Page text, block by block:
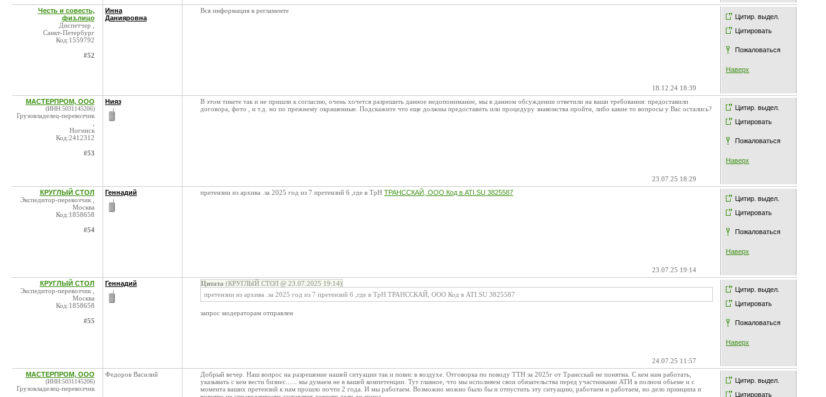
Цитир. выдел.
Цитировать
Пожаловаться
Наверх
Честь и совесть,
физ.лицо
Диспетчер ,
Санкт-Петербург
Код:1559792
#52
Инна
Данияровна
Вся информация в регламенте
18.12.24 18:39
Цитир. выдел.
Цитировать
Пожаловаться
Наверх
МАСТЕРПРОМ, ООО
(ИНН:5031145206)
Грузовладелец-перевозчик
Ногинск
Код:2412312
#53
Нияз
В этом тикете так и не пришли к согласию, очень хочется разрешить данное недопонимание, мы в данном обсуждении ответили на ваши требования: предоставили
договора, фото , и т.д. но по прежнему окрашенные. Подскажите что еще должны предоставить или процедуру знакомства пройти, либо какие то вопросы у Вас остались?
23.07.25 18:29
Цитир. выдел.
Цитировать
Пожаловаться
Наверх
КРУГЛЫЙ СТОЛ
Экспедитор-перевозчик ,
Москва
Код:1858658
#54
Геннадий претензии из архива .за 2025 год из 7 претензий 6 ,где в ТрН ТРАНССКАЙ, ООО Код в ATI.SU 3825587
23.07.25 19:14
Цитир. выдел.
Цитировать
Пожаловаться
Наверх
КРУГЛЫЙ СТОЛ
Экспедитор-перевозчик ,
Москва
Код:1858658
#55
Геннадий Цитата (КРУГЛЫЙ СТОЛ @ 23.07.2025 19:14)
претензии из архива .за 2025 год из 7 претензий 6 ,где в ТрН ТРАНССКАЙ, ООО Код в ATI.SU 3825587
запрос модераторам отправлен
24.07.25 11:57
Цитир. выдел.
Цитировать
МАСТЕРПРОМ, ООО
(ИНН:5031145206)
Грузовладелец-перевозчик
Федоров Василий
Добрый вечер. Наш вопрос на разрешение нашей ситуации так и повис в воздухе. Отговорка по поводу ТТН за 2025г от Трансскай не понятна. С кем нам работать,
указывать с кем вести бизнес...... мы думаем не в вашей компетенции. Тут главное, что мы исполняем свои обязательства перед участниками АТИ в полном обьеме и с
момента ваших претензий к нам прошло почти 2 года. И мы работаем. Возможно можно было бы и отпустить эту ситуацию, работаем и работаем, но дело принципа и